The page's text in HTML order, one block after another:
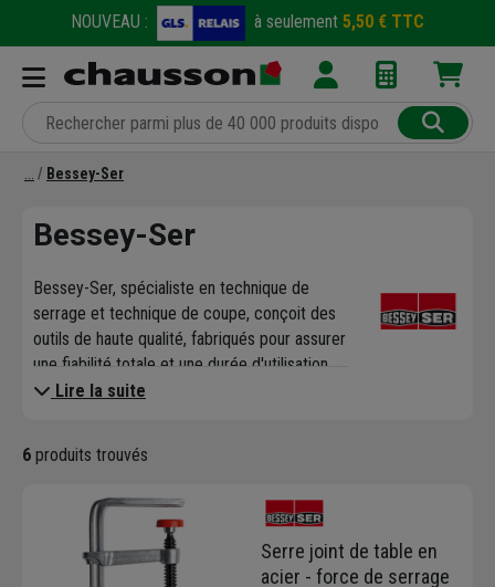
NOUVEAU : à seulement 5,50 € TTC
Bessey-Ser
Bessey-Ser
Bessey-Ser, spécialiste en technique de
serrage et technique de coupe, conçoit des
outils de haute qualité, fabriqués pour assurer
une fiabilité totale et une durée d'utilisation
optimale. Les produits Bessey sont
Bessey sont fabriqués avec de l'acier et des
toute épreuve.
Les presses à vis Bessey sont depuis 1936
des outils de serrage jamais égalés. De
Lire la suite
6 produits trouvés
Serre joint de table en
acier - force de serrage